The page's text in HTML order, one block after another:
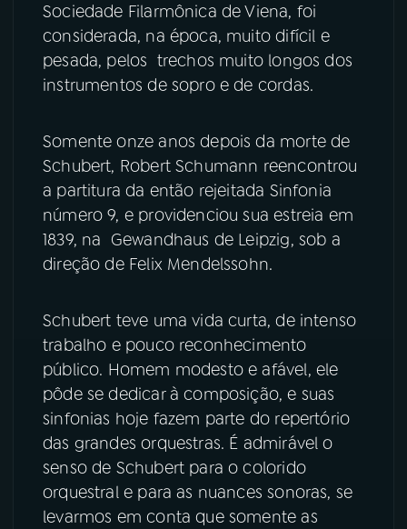
YouTube Facebook
Instagram
Sociedade Filarmônica de Viena, foi
considerada, na época, muito difícil e
pesada, pelos trechos muito longos dos
instrumentos de sopro e de cordas.
Somente onze anos depois da morte de
Schubert, Robert Schumann reencontrou
a partitura da então rejeitada Sinfonia
número 9, e providenciou sua estreia em
1839, na Gewandhaus de Leipzig, sob a
direção de Felix Mendelssohn.
Schubert teve uma vida curta, de intenso
trabalho e pouco reconhecimento
público. Homem modesto e afável, ele
pôde se dedicar à composição, e suas
sinfonias hoje fazem parte do repertório
das grandes orquestras. É admirável o
senso de Schubert para o colorido
orquestral e para as nuances sonoras, se
levarmos em conta que somente as